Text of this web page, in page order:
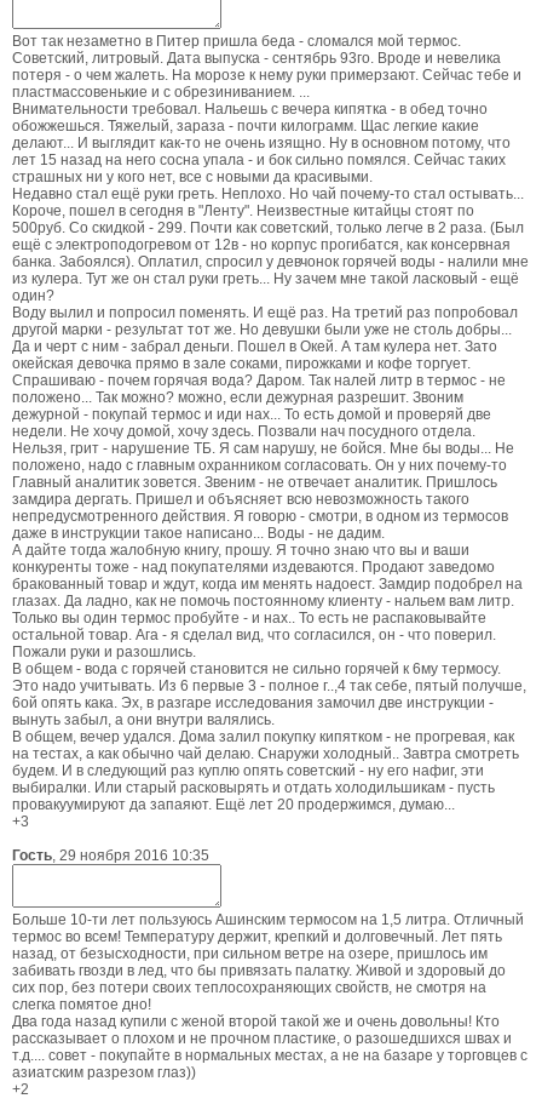
Вот так незаметно в Питер пришла беда - сломался мой термос.
Советский, литровый. Дата выпуска - сентябрь 93го. Вроде и невелика
потеря - о чем жалеть. На морозе к нему руки примерзают. Сейчас тебе и
пластмассовенькие и с обрезиниванием. ...
Внимательности требовал. Нальешь с вечера кипятка - в обед точно
обожжешься. Тяжелый, зараза - почти килограмм. Щас легкие какие
делают... И выглядит как-то не очень изящно. Ну в основном потому, что
лет 15 назад на него сосна упала - и бок сильно помялся. Сейчас таких
страшных ни у кого нет, все с новыми да красивыми.
Недавно стал ещё руки греть. Неплохо. Но чай почему-то стал остывать...
Короче, пошел в сегодня в "Ленту". Неизвестные китайцы стоят по
500руб. Со скидкой - 299. Почти как советский, только легче в 2 раза. (Был
ещё с электроподогревом от 12в - но корпус прогибатся, как консервная
банка. Забоялся). Оплатил, спросил у девчонок горячей воды - налили мне
из кулера. Тут же он стал руки греть... Ну зачем мне такой ласковый - ещё
один?
Воду вылил и попросил поменять. И ещё раз. На третий раз попробовал
другой марки - результат тот же. Но девушки были уже не столь добры...
Да и черт с ним - забрал деньги. Пошел в Окей. А там кулера нет. Зато
окейская девочка прямо в зале соками, пирожками и кофе торгует.
Спрашиваю - почем горячая вода? Даром. Так налей литр в термос - не
положено... Так можно? можно, если дежурная разрешит. Звоним
дежурной - покупай термос и иди нах... То есть домой и проверяй две
недели. Не хочу домой, хочу здесь. Позвали нач посудного отдела.
Нельзя, грит - нарушение ТБ. Я сам нарушу, не бойся. Мне бы воды... Не
положено, надо с главным охранником согласовать. Он у них почему-то
Главный аналитик зовется. Звеним - не отвечает аналитик. Пришлось
замдира дергать. Пришел и объясняет всю невозможность такого
непредусмотренного действия. Я говорю - смотри, в одном из термосов
даже в инструкции такое написано... Воды - не дадим.
А дайте тогда жалобную книгу, прошу. Я точно знаю что вы и ваши
конкуренты тоже - над покупателями издеваются. Продают заведомо
бракованный товар и ждут, когда им менять надоест. Замдир подобрел на
глазах. Да ладно, как не помочь постоянному клиенту - нальем вам литр.
Только вы один термос пробуйте - и нах.. То есть не распаковывайте
остальной товар. Ага - я сделал вид, что согласился, он - что поверил.
Пожали руки и разошлись.
В общем - вода с горячей становится не сильно горячей к 6му термосу.
Это надо учитывать. Из 6 первые 3 - полное г..,4 так себе, пятый получше,
6ой опять кака. Эх, в разгаре исследования замочил две инструкции -
вынуть забыл, а они внутри валялись.
В общем, вечер удался. Дома залил покупку кипятком - не прогревая, как
на тестах, а как обычно чай делаю. Снаружи холодный.. Завтра смотреть
будем. И в следующий раз куплю опять советский - ну его нафиг, эти
выбиралки. Или старый расковырять и отдать холодильшикам - пусть
провакуумируют да запаяют. Ещё лет 20 продержимся, думаю...
+3
Гость, 29 ноября 2016 10:35
Больше 10-ти лет пользуюсь Ашинским термосом на 1,5 литра. Отличный
термос во всем! Температуру держит, крепкий и долговечный. Лет пять
назад, от безысходности, при сильном ветре на озере, пришлось им
забивать гвозди в лед, что бы привязать палатку. Живой и здоровый до
сих пор, без потери своих теплосохраняющих свойств, не смотря на
слегка помятое дно!
Два года назад купили с женой второй такой же и очень довольны! Кто
рассказывает о плохом и не прочном пластике, о разошедшихся швах и
т.д.... совет - покупайте в нормальных местах, а не на базаре у торговцев с
азиатским разрезом глаз))
+2